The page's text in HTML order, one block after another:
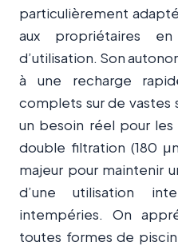
particulièrement
aux propriétaires
d’utilisation. Son
à une recharge
complets sur de vastes
un besoin réel pour les
double filtration (180
majeur pour maintenir
d’une utilisation
intempéries. On
toutes formes de